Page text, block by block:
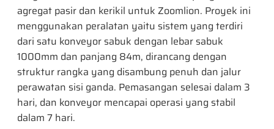
agregat pasir dan kerikil untuk Zoomlion. Proyek ini
menggunakan peralatan yaitu sistem yang terdiri
dari satu konveyor sabuk dengan lebar sabuk
1000mm dan panjang 84m, dirancang dengan
struktur rangka yang disambung penuh dan jalur
perawatan sisi ganda. Pemasangan selesai dalam 3
hari, dan konveyor mencapai operasi yang stabil
dalam 7 hari.